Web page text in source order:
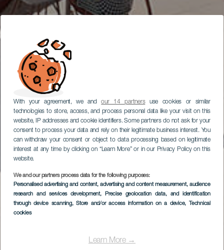
With your agreement, we andour 14 partnersuse cookies or similar
technologies to store, access, and process personal data like your visit on this
website, IP addresses and cookie identifiers. Some partners do not ask for your
consent to process your data and rely on their legitimate business interest. You
can withdraw your consent or object to data processing based on legitimate
interest at any time by clicking on “Learn More” or in our Privacy Policy on this
website.
We and our partners process data for the following purposes:
Personalised advertising and content, advertising and content measurement, audience
research and services development, Precise geolocation data, and identification
through device scanning, Store and/or access information on a device, Technical
cookies
Learn More →